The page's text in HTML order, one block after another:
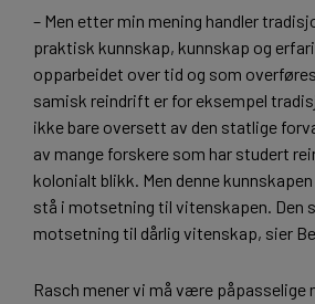
– Men etter min mening handler
praktisk kunnskap, kunnskap og
opparbeidet over tid og som
samisk reindrift er for eksempel
ikke bare oversett av den statlige
av mange forskere som har studert
kolonialt blikk. Men denne
stå i motsetning til vitenskapen. Den
motsetning til dårlig vitenskap, sier
Rasch mener vi må være påpasselige